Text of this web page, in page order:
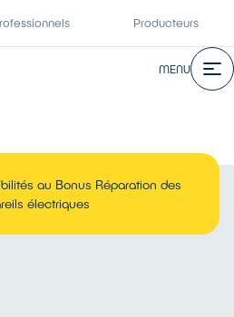
Producteurs
MENU
au Bonus Réparation des
électriques